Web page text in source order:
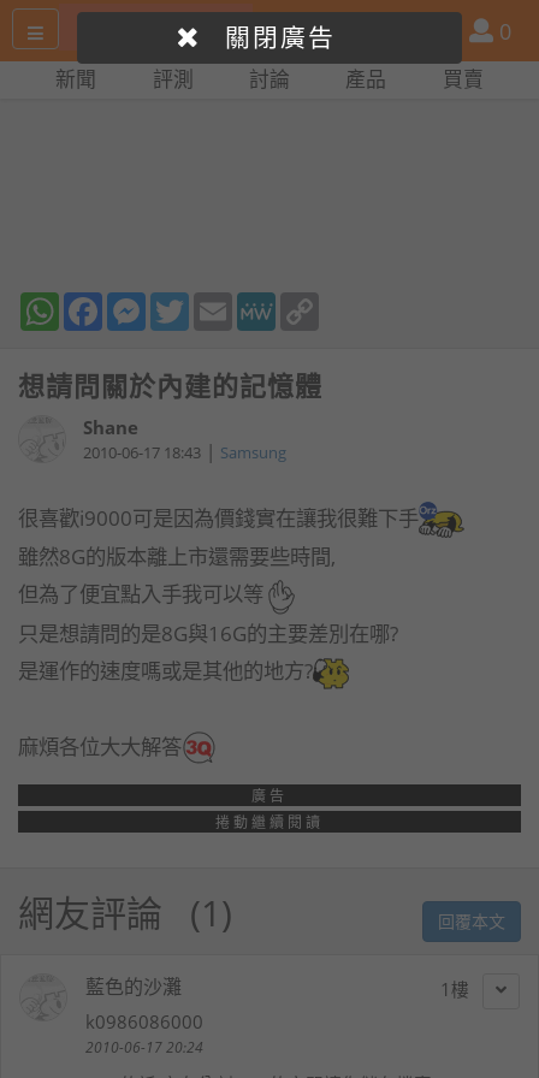
尋
產
品
比
會
員
0
新聞 評測 討論 產品 買賣
WhatsAppFacebookMessenger
TwitterEmail MeWe
想請問關於內建的記憶體
Shane
2010-06-17 18:43 | Samsung
很喜歡i9000可是因為價錢實在讓我很難下手
雖然8G的版本離上市還需要些時間,
但為了便宜點入手我可以等
只是想請問的是8G與16G的主要差別在哪?
是運作的速度嗎或是其他的地方?
麻煩各位大大解答
關閉廣告
廣告
捲動繼續閱讀
網友評論 1 回覆本文
1
藍色的沙灘
k0986086000
2010-06-17 20:24